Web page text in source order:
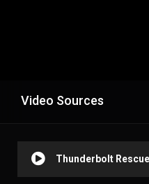
Video Sources
Thunderbolt